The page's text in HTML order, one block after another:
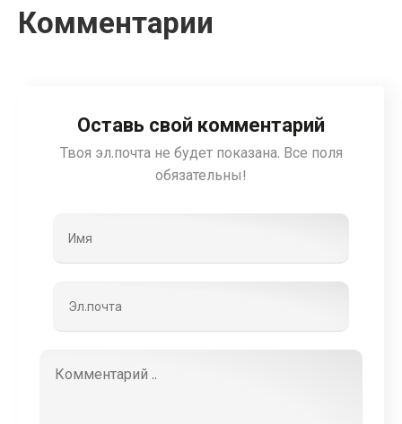
Комментарии
Оставь свой комментарий
Твоя эл.почта не будет показана. Все поля
обязательны!